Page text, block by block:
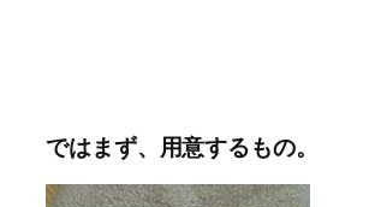
ではまず、用意するもの。